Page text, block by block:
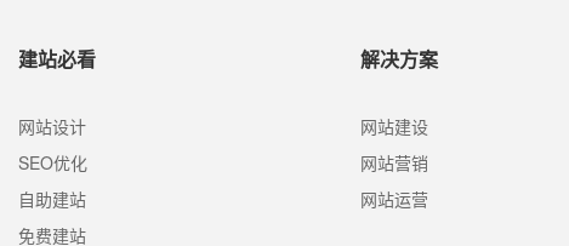
建站必看
网站设计
SEO优化
自助建站
免费建站
解决方案
网站建设
网站营销
网站运营